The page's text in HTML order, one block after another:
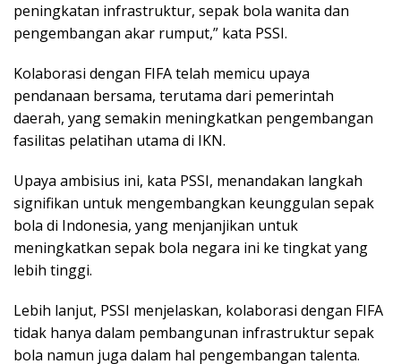
peningkatan infrastruktur, sepak bola wanita dan
pengembangan akar rumput,” kata PSSI.
Kolaborasi dengan FIFA telah memicu upaya
pendanaan bersama, terutama dari pemerintah
daerah, yang semakin meningkatkan pengembangan
fasilitas pelatihan utama di IKN.
Upaya ambisius ini, kata PSSI, menandakan langkah
signifikan untuk mengembangkan keunggulan sepak
bola di Indonesia, yang menjanjikan untuk
meningkatkan sepak bola negara ini ke tingkat yang
lebih tinggi.
Lebih lanjut, PSSI menjelaskan, kolaborasi dengan FIFA
tidak hanya dalam pembangunan infrastruktur sepak
bola namun juga dalam hal pengembangan talenta.